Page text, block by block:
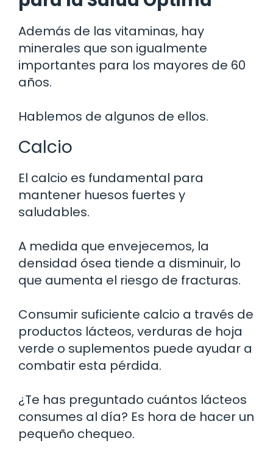
Además de las vitaminas, hay
minerales que son igualmente
importantes para los mayores de 60
años.
Hablemos de algunos de ellos.
Calcio
El calcio es fundamental para
mantener huesos fuertes y
saludables.
A medida que envejecemos, la
densidad ósea tiende a disminuir, lo
que aumenta el riesgo de fracturas.
Consumir suficiente calcio a través de
productos lácteos, verduras de hoja
verde o suplementos puede ayudar a
combatir esta pérdida.
¿Te has preguntado cuántos lácteos
consumes al día? Es hora de hacer un
pequeño chequeo.